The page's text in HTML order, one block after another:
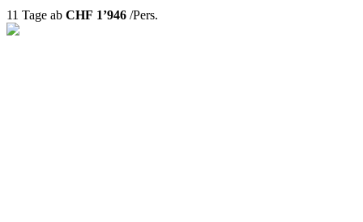
11 Tage ab CHF 1’946 /Pers.